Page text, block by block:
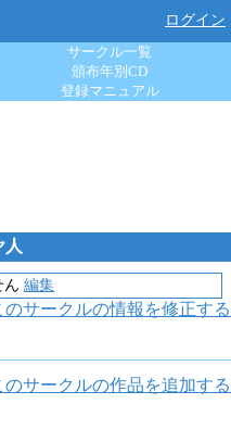
ログイン
サークル一覧
頒布年別CD
登録マニュアル
人
ん 編集
のサークルの情報を修正する
のサークルの作品を追加する